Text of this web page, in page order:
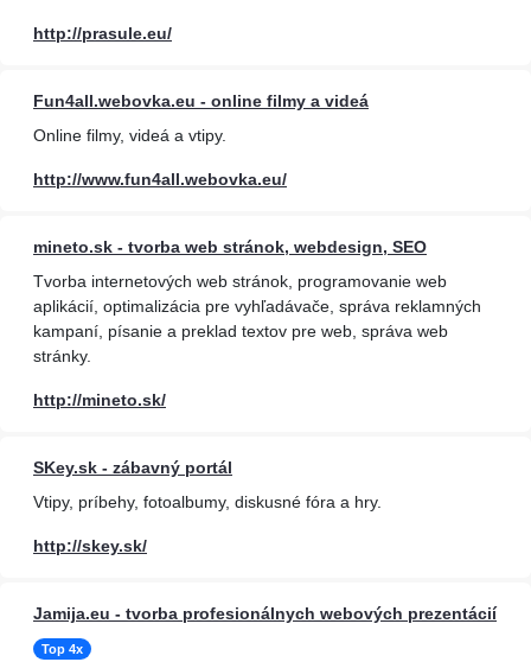
http://prasule.eu/
Fun4all.webovka.eu - online filmy a videá
Online filmy, videá a vtipy.
http://www.fun4all.webovka.eu/
mineto.sk - tvorba web stránok, webdesign, SEO
Tvorba internetových web stránok, programovanie web
aplikácií, optimalizácia pre vyhľadávače, správa reklamných
kampaní, písanie a preklad textov pre web, správa web
stránky.
http://mineto.sk/
SKey.sk - zábavný portál
Vtipy, príbehy, fotoalbumy, diskusné fóra a hry.
http://skey.sk/
Jamija.eu - tvorba profesionálnych webových prezentácií
Top 4x